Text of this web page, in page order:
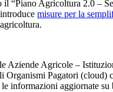
il “Piano Agricoltura 2.0 –
misure per la
Aziende Agricole –
Organismi Pagatori (cloud)
informazioni aggiornate su